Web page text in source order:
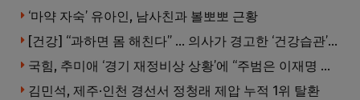
‘마약 자숙’ 유아인, 남사친과 볼뽀뽀 근황
[건강] “과하면 몸 해친다” … 의사가 경고한 ‘건강습관’ 5가지
국힘, 추미애 ‘경기 재정비상 상황’에 “주범은 이재명 전 지사”
김민석, 제주·인천 경선서 정청래 제압 누적 1위 탈환